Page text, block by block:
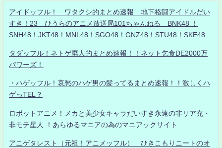
アイドッフル！ ワタクシ的まとめ速報 地下格闘アイドルだい
すき！23 ひうらのアニメ放送局101ちゃんねる BNK48 ！
SNH48！JKT48！MNL48！SGO48！GNZ48！STU48！SKE48
タダッフル！ネトゲ廃人的まとめ速報！！ネット乞食DE2000万
パワーズ！
・ハゲッフル！哀愁のハゲ男の髪ってるまとめ速報！！激しくハ
ゲっTEL？
ロボットアニメ！メカと美少女キャラだいすき永遠の非リア充・
非モテ星人 ！あらゆるマニアの為のマニアックサイト
アニゲタレスト（元祖！アニメッフル） ひきこもりニートのオ